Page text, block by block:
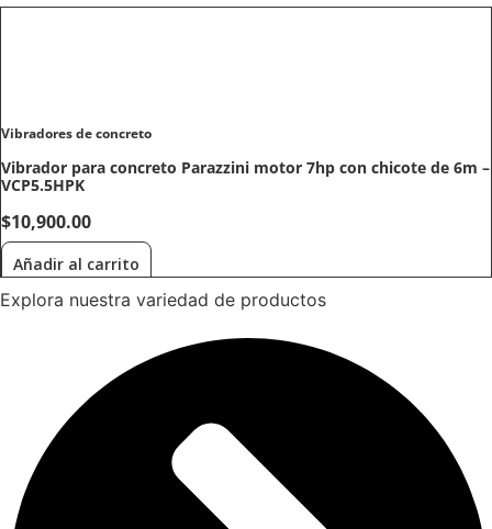
Vibradores de concreto
Vibrador para concreto Parazzini motor 7hp con chicote de 6m –
VCP5.5HPK
$10,900.00
Añadir al carrito
Explora nuestra variedad de productos